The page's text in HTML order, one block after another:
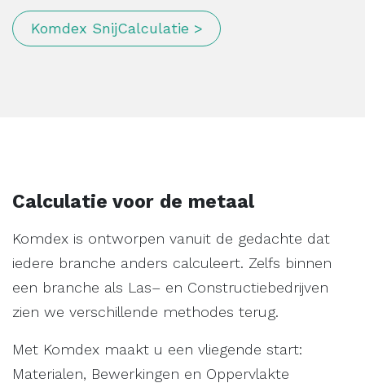
Komdex SnijCalculatie >
Calculatie voor de metaal
Komdex is ontworpen vanuit de gedachte dat
iedere branche anders calculeert. Zelfs binnen
een branche als Las– en Constructiebedrijven
zien we verschillende methodes terug.
Met Komdex maakt u een vliegende start:
Materialen, Bewerkingen en Oppervlakte